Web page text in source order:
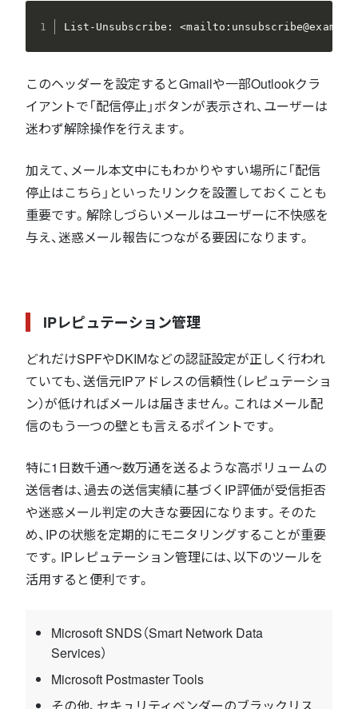
List-Unsubscribe:
このヘッダーを設定するとGmailや一部Outlookクラ
イアントで「配信停止」ボタンが表示され、ユーザーは
迷わず解除操作を行えます。
加えて、メール本文中にもわかりやすい場所に「配信
停止はこちら」といったリンクを設置しておくことも
重要です。解除しづらいメールはユーザーに不快感を
与え、迷惑メール報告につながる要因になります。
IPレピュテーション管理
どれだけSPFやDKIMなどの認証設定が正しく行われ
ていても、送信元IPアドレスの信頼性（レピュテーショ
ン）が低ければメールは届きません。これはメール配
信のもう一つの壁とも言えるポイントです。
特に1日数千通〜数万通を送るような高ボリュームの
送信者は、過去の送信実績に基づくIP評価が受信拒否
や迷惑メール判定の大きな要因になります。そのた
め、IPの状態を定期的にモニタリングすることが重要
です。IPレピュテーション管理には、以下のツールを
活用すると便利です。
Microsoft SNDS（Smart Network Data
Services）
Microsoft Postmaster Tools